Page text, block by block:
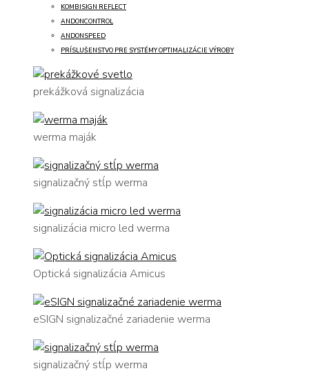
KOMBISIGN REFLECT
ANDONCONTROL
ANDONSPEED
PRÍSLUŠENSTVO PRE SYSTÉMY OPTIMALIZÁCIE VÝROBY
prekážková signalizácia
werma maják
signalizačný stĺp werma
signalizácia micro led werma
Optická signalizácia Amicus
eSIGN signalizačné zariadenie werma
signalizačný stĺp werma